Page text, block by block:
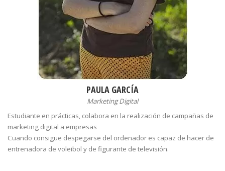
PAULA GARCÍA
Marketing Digital
Estudiante en prácticas, colabora en la realización de campañas de
marketing digital a empresas
Cuando consigue despegarse del ordenador es capaz de hacer de
entrenadora de voleibol y de figurante de televisión.